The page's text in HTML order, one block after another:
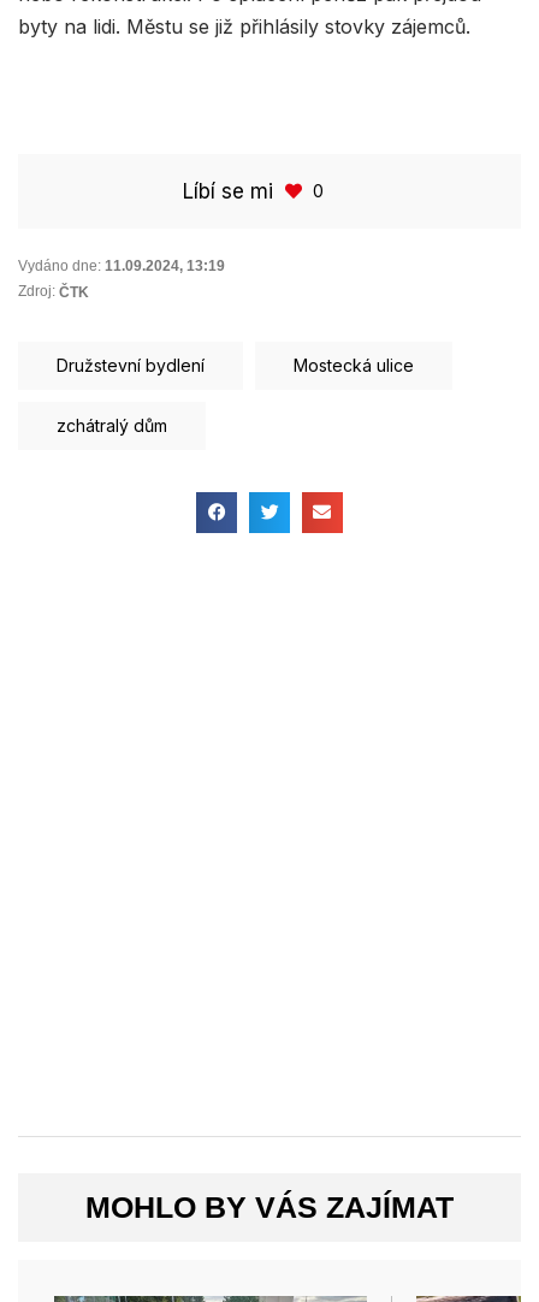
byty na lidi. Městu se již přihlásily stovky zájemců.
Líbí se mi 0
Vydáno dne: 11.09.2024, 13:19
Zdroj: ČTK
Družstevní bydlení Mostecká ulice
zchátralý dům
MOHLO BY VÁS ZAJÍMAT